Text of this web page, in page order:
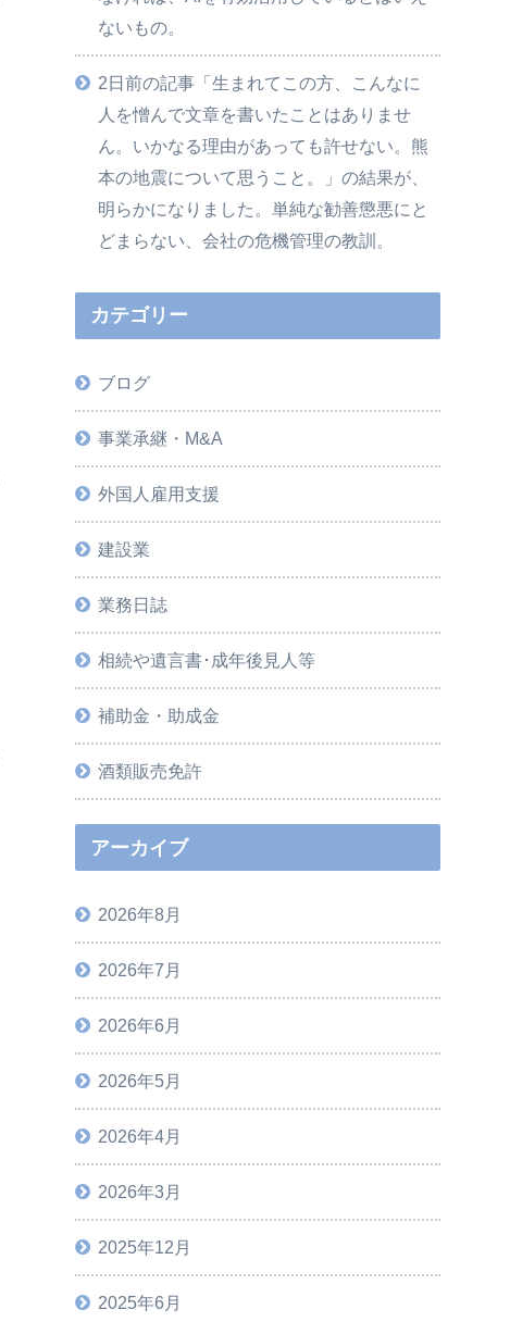
ないもの。
2日前の記事「生まれてこの方、こんなに
人を憎んで文章を書いたことはありませ
ん。いかなる理由があっても許せない。熊
本の地震について思うこと。」の結果が、
明らかになりました。単純な勧善懲悪にと
どまらない、会社の危機管理の教訓。
カテゴリー
ブログ
事業承継・M&A
外国人雇用支援
建設業
業務日誌
相続や遺言書･成年後見人等
補助金・助成金
酒類販売免許
アーカイブ
2026年8月
2026年7月
2026年6月
2026年5月
2026年4月
2026年3月
2025年12月
2025年6月